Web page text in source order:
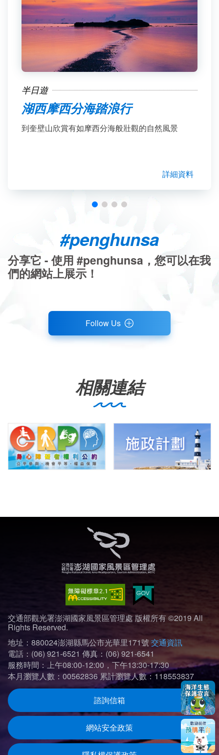
半日遊
湖西摩西分海踏浪行
到奎壁山欣賞有如摩西分海般壯觀的自然風景
詳細資料
#penghunsa
分享它 - 使用 #penghunsa，您可以在我
們的網站上展示！
Follow Us
相關連結
交通部觀光署澎湖國家風景區管理處 版權所有 ©2019 All
Rights Reserved.
地址：880024澎湖縣馬公市光華里171號 交通資訊
電話：(06) 921-6521 傳真：(06) 921-6541
服務時間：上午08:00-12:00，下午13:30-17:30
本月瀏覽人數：00562836 累計瀏覽人數：118553837
諮詢信箱
網站安全政策